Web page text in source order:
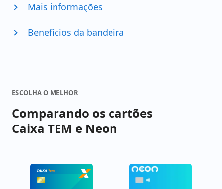
Mais informações
Benefícios da bandeira
ESCOLHA O MELHOR
Comparando os cartões
Caixa TEM e Neon